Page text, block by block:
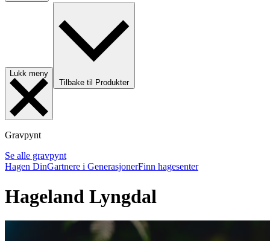
Lukk meny
Tilbake til Produkter
Gravpynt
Se alle gravpynt
Hagen DinGartnere i GenerasjonerFinn hagesenter
Hageland Lyngdal